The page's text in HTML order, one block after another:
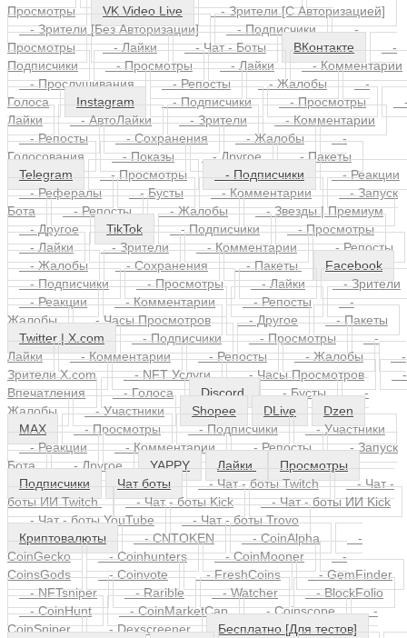
на стрим] - Чат - Боты - Подписчики
-
Просмотры
VK Video Live
- Зрители [С Авторизацией]
- Зрители [Без Авторизации]
- Подписчики
-
Просмотры
- Лайки - Чат - Боты ВКонтакте
-
Подписчики
- Просмотры - Лайки
- Комментарии
- Прослушивания
- Репосты - Жалобы
-
Голоса
Instagram - Подписчики - Просмотры
Лайки
- АвтоЛайки - Зрители
- Комментарии
- Репосты
- Сохранения - Жалобы
-
Голосования
- Показы - Другое
- Пакеты
Telegram
- Просмотры - Подписчики
- Реакции
- Рефералы
- Бусты - Комментарии
- Запуск
Бота
- Репосты - Жалобы
- Звезды | Премиум
- Другое
TikTok - Подписчики
- Просмотры
- Лайки
- Зрители - Комментарии
- Репосты
- Жалобы
- Сохранения - Пакеты
Facebook
- Подписчики
- Просмотры - Лайки
- Зрители
- Реакции
- Комментарии - Репосты
-
Жалобы
- Часы Просмотров - Другое
- Пакеты
Twitter | X.com
- Подписчики - Просмотры
-
Лайки
- Комментарии - Репосты - Жалобы
-
Зрители X.com
- NFT Услуги - Часы Просмотров
-
Впечатления
- Голоса Discord - Бусты
-
Жалобы
- Участники Shopee DLive
Dzen
MAX
- Просмотры - Подписчики
- Участники
- Реакции
- Комментарии - Репосты
- Запуск
Бота
- Другое YAPPY Лайки
Просмотры
Подписчики
Чат боты - Чат - боты Twitch
- Чат -
боты ИИ Twitch
- Чат - боты Kick
- Чат - боты ИИ Kick
- Чат - боты YouTube
- Чат - боты Trovo
Криптовалюты
- CNTOKEN - CoinAlpha
-
CoinGecko
- Coinhunters - CoinMooner
-
CoinsGods
- Coinvote - FreshCoins
- GemFinder
- NFTsniper
- Rarible - Watcher
- BlockFolio
- CoinHunt
- CoinMarketCap - Coinscope
-